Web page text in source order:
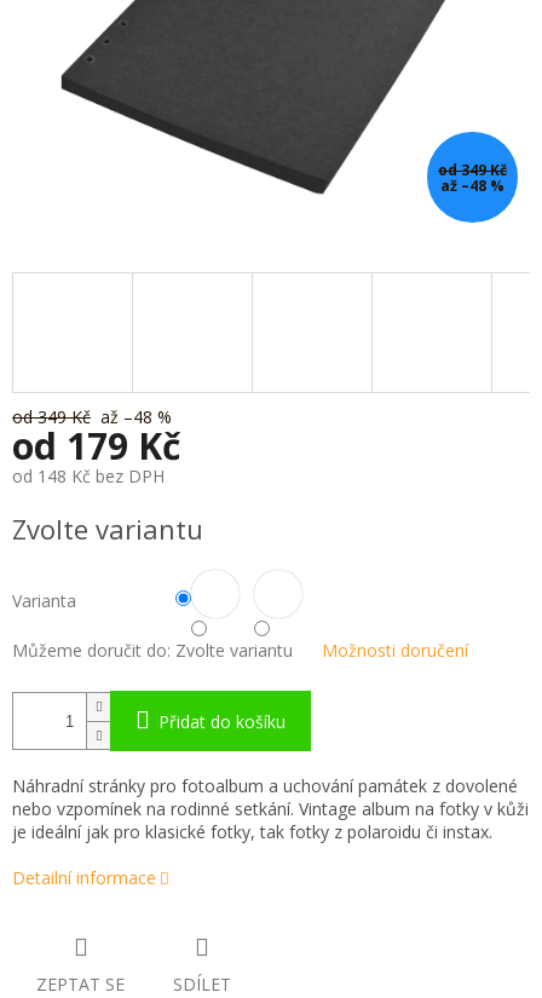
od 349 Kč
až –48 %
od 349 Kč až –48 %
od 179 Kč
od 148 Kč bez DPH
cena:
Zvolte variantu
Varianta
Můžeme doručit do: Zvolte variantu Možnosti doručení
Přidat do košíku
Náhradní stránky pro fotoalbum a uchování památek z dovolené
nebo vzpomínek na rodinné setkání. Vintage album na fotky v kůži
je ideální jak pro klasické fotky, tak fotky z polaroidu či instax.
Detailní informace
ZEPTAT SE SDÍLET